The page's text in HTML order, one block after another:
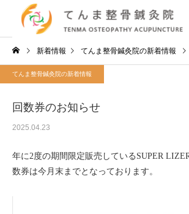
新着情報 てんま整骨鍼灸院の新着情報
てんま整骨鍼灸院の新着情報
回数券のお知らせ
2025.04.23
年に2度の期間限定販売しているSUPER
数券は今月末までとなっております。